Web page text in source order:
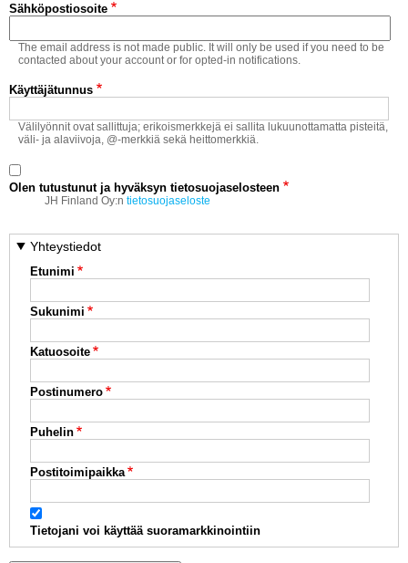
MUUT LAJIT
YLEISTÄ ALALTA
LUE DIGILEHDET
ASIAKASPALVELU JA
MEDIATIEDOT
YHTEYSTIEDOT
Sähköpostiosoite
The email address is not made public. It will only be used if you need to be
contacted about your account or for opted-in notifications.
Käyttäjätunnus
Välilyönnit ovat sallittuja; erikoismerkkejä ei sallita lukuunottamatta pisteitä,
väli- ja alaviivoja, @-merkkiä sekä heittomerkkiä.
Olen tutustunut ja hyväksyn tietosuojaselosteen
JH Finland Oy:ntietosuojaseloste
Yhteystiedot
Etunimi
Sukunimi
Katuosoite
Postinumero
Puhelin
Postitoimipaikka
Tietojani voi käyttää suoramarkkinointiin